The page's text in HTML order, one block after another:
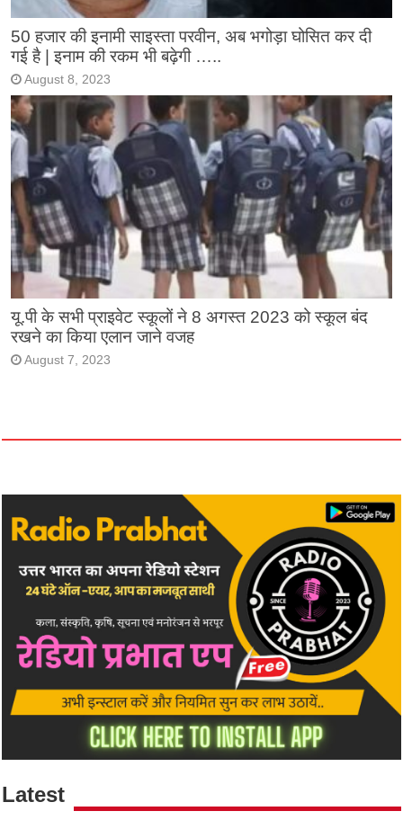
50 हजार की इनामी साइस्ता परवीन, अब भगोड़ा घोसित कर दी
गई है | इनाम की रकम भी बढ़ेगी …..
August 8, 2023
यू.पी के सभी प्राइवेट स्कूलों ने 8 अगस्त 2023 को स्कूल बंद
रखने का किया एलान जाने वजह
August 7, 2023
Latest